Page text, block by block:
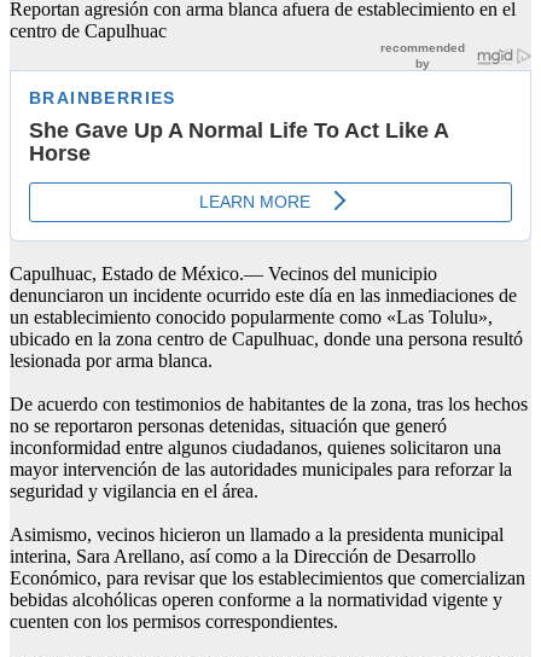
Reportan agresión con arma blanca afuera de establecimiento en el
centro de Capulhuac
Capulhuac, Estado de México.— Vecinos del municipio
denunciaron un incidente ocurrido este día en las inmediaciones de
un establecimiento conocido popularmente como «Las Tolulu»,
ubicado en la zona centro de Capulhuac, donde una persona resultó
lesionada por arma blanca.
De acuerdo con testimonios de habitantes de la zona, tras los hechos
no se reportaron personas detenidas, situación que generó
inconformidad entre algunos ciudadanos, quienes solicitaron una
mayor intervención de las autoridades municipales para reforzar la
seguridad y vigilancia en el área.
Asimismo, vecinos hicieron un llamado a la presidenta municipal
interina, Sara Arellano, así como a la Dirección de Desarrollo
Económico, para revisar que los establecimientos que comercializan
bebidas alcohólicas operen conforme a la normatividad vigente y
cuenten con los permisos correspondientes.